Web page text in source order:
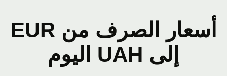
أسعار الصرف من EUR
إلى UAH اليوم